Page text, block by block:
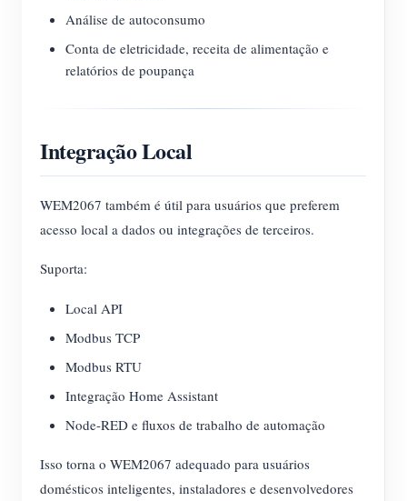
Análise de autoconsumo
Conta de eletricidade, receita de alimentação e
relatórios de poupança
Integração Local
WEM2067 também é útil para usuários que preferem
acesso local a dados ou integrações de terceiros.
Suporta:
Local API
Modbus TCP
Modbus RTU
Integração Home Assistant
Node-RED e fluxos de trabalho de automação
Isso torna o WEM2067 adequado para usuários
domésticos inteligentes, instaladores e desenvolvedores